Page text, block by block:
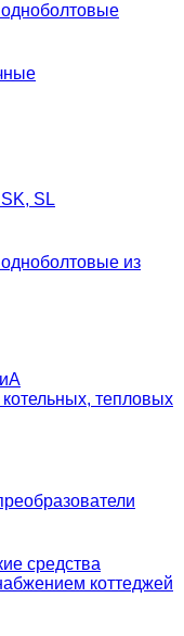
SL
из
тепловых
средства
коттеджей